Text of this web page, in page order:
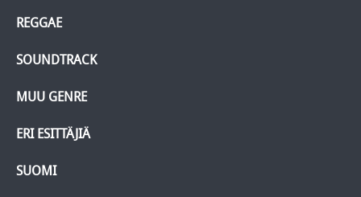
REGGAE
SOUNDTRACK
MUU GENRE
ERI ESITTÄJIÄ
SUOMI